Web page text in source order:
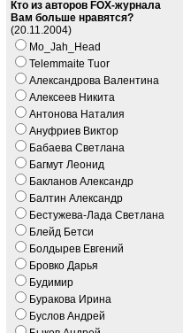
Кто из авторов FOX-журнала
Вам больше нравятся?
(20.11.2004)
Mo_Jah_Head
Telemmaite Tuor
Александрова Валентина
Алексеев Никита
Антонова Наталия
Ануфриев Виктор
Бабаева Светлана
Багмут Леонид
Бакланов Александр
Балтин Александр
Бестужева-Лада Светлана
Блейд Бетси
Болдырев Евгений
Бровко Дарья
Будимир
Буракова Ирина
Буслов Андрей